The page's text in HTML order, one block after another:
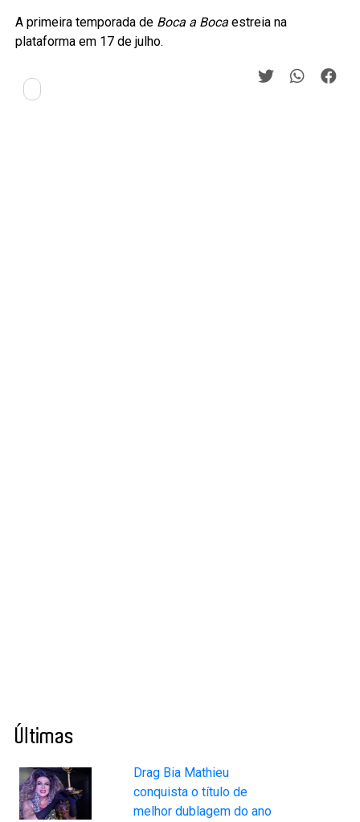
A primeira temporada de Boca a Bocaestreia na
plataforma em 17 de julho.
Últimas
Drag Bia Mathieu
conquista o título de
melhor dublagem do ano